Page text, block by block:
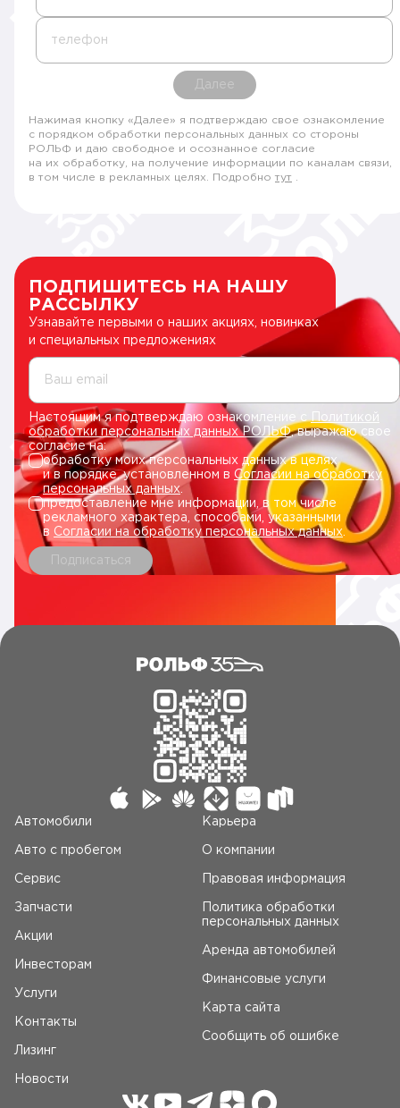
телефон
Далее
Нажимая кнопку «Далее» я подтверждаю свое ознакомление
с порядком обработки персональных данных со стороны
РОЛЬФ и даю свободное и осознанное согласие
на их обработку, на получение информации по каналам связи,
в том числе в рекламных целях. Подробно тут
ПОДПИШИТЕСЬ НА НАШУ
РАССЫЛКУ
Узнавайте первыми о наших акциях, новинках
и специальных предложениях
Ваш email
Настоящим я подтверждаю ознакомление сПолитикой
обработки персональных данных РОЛЬФ, выражаю свое
согласие на:
обработку моих персональных данных в целях
и в порядке, установленном в Согласии на обработку
персональных данных.
предоставление мне информации, в том числе
рекламного характера, способами, указанными
в Согласии на обработку персональных данных
Подписаться
Автомобили
Авто c пробегом
Сервис
Запчасти
Акции
Инвесторам
Услуги
Контакты
Лизинг
Новости
Карьера
О компании
Правовая информация
Политика обработки
персональных данных
Аренда автомобилей
Финансовые услуги
Карта сайта
Сообщить об ошибке